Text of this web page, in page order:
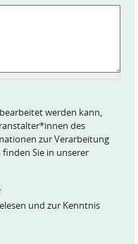
werden kann,
des
zur Verarbeitung
Sie in unserer
und zur Kenntnis